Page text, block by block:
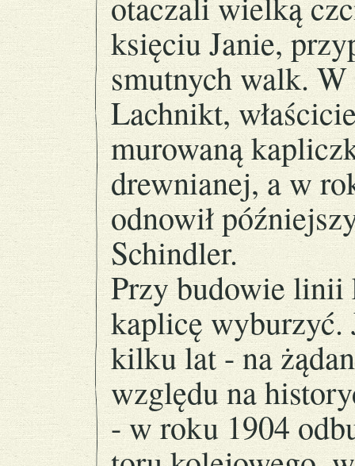
księciu Janie,
smutnych walk.
Lachnikt,
murowaną
drewnianej, a w
odnowił
Schindler.
Przy budowie linii
kaplicę wyburzyć.
kilku lat - na
względu na
- w roku 1904